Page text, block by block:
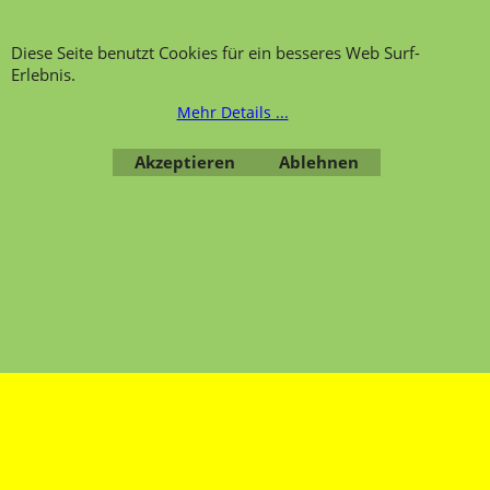
Datenschutz
Diese Seite benutzt Cookies für ein besseres Web Surf-
Erlebnis.
Mehr Details ...
Akzeptieren Ablehnen